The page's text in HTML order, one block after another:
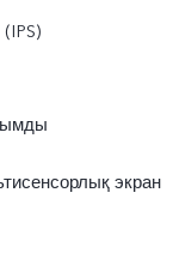
экран